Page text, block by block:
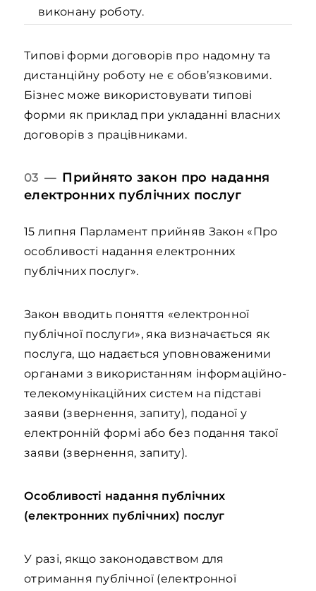
виконану роботу.
Типові форми договорів про надомну та
дистанційну роботу не є обов’язковими.
Бізнес може використовувати типові
форми як приклад при укладанні власних
договорів з працівниками.
03 — Прийнято закон про надання
електронних публічних послуг
15 липня Парламент прийняв Закон «Про
особливості надання електронних
публічних послуг».
Закон вводить поняття «електронної
публічної послуги», яка визначається як
послуга, що надається уповноваженими
органами з використанням інформаційно-
телекомунікаційних систем на підставі
заяви (звернення, запиту), поданої у
електронній формі або без подання такої
заяви (звернення, запиту).
Особливості надання публічних
(електронних публічних) послуг
У разі, якщо законодавством для
отримання публічної (електронної